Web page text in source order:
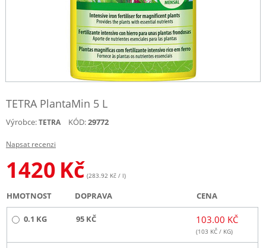
TETRA PlantaMin 5 L
Výrobce:TETRA KÓD:29772
Napsat recenzi
1420 Kč (283.92 Kč / l)
HMOTNOST DOPRAVA CENA
0.1 KG 95 KČ 103.00 KČ
(103 KČ / KG)